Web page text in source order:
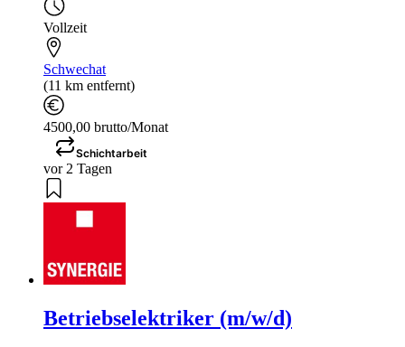
Vollzeit
Schwechat
(11 km entfernt)
4500,00 brutto/Monat
Schichtarbeit
vor 2 Tagen
Betriebselektriker (m/w/d)